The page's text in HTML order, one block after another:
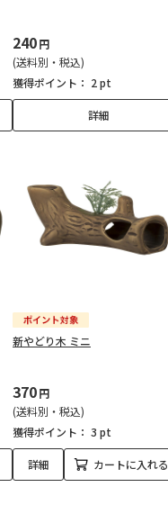
240円
(送料別・税込)
獲得ポイント： 2 pt
詳細
新やどり木 ミニ
370円
(送料別・税込)
獲得ポイント： 3 pt
詳細 カートに入れる